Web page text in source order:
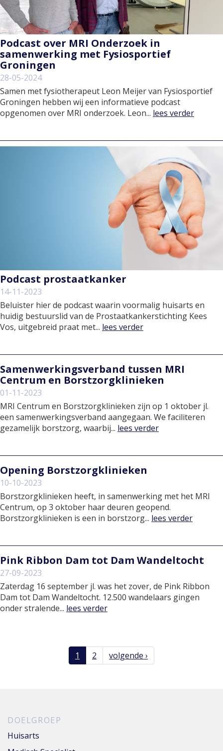
Podcast over MRI Onderzoek in
samenwerking met Fysiosportief
Groningen
28-05-2024
Samen met fysiotherapeut Leon Meijer van Fysiosportief
Groningen hebben wij een informatieve podcast
opgenomen over MRI onderzoek. Leon... lees verder
Podcast prostaatkanker
14-11-2023
Beluister hier de podcast waarin voormalig huisarts en
huidig bestuurslid van de Prostaatkankerstichting Kees
Vos, uitgebreid praat met... lees verder
Samenwerkingsverband tussen MRI
Centrum en Borstzorgklinieken
01-11-2023
MRI Centrum en Borstzorgklinieken zijn op 1 oktober jl.
een samenwerkingsverband aangegaan. We faciliteren
gezamelijk borstzorg, waarbij... lees verder
Opening Borstzorgklinieken
10-10-2023
Borstzorgklinieken heeft, in samenwerking met het MRI
Centrum, op 3 oktober haar deuren geopend.
Borstzorgklinieken is een in borstzorg... lees verder
Pink Ribbon Dam tot Dam Wandeltocht
27-09-2023
Zaterdag 16 september jl. was het zover, de Pink Ribbon
Dam tot Dam Wandeltocht. 12.500 wandelaars gingen
onder stralende... lees verder
1 2 volgende ›
DOELGROEP
Huisarts